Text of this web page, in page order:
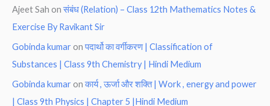
Ajeet Sah onसंबंध (Relation) – Class 12th Mathematics Notes &
Exercise By Ravikant Sir
Gobinda kumar onपदार्थो का वर्गीकरण | Classification of
Substances | Class 9th Chemistry | Hindi Medium
Gobinda kumar onकार्य , ऊर्जा और शक्ति | Work , energy and power
| Class 9th Physics | Chapter 5 |Hindi Medium